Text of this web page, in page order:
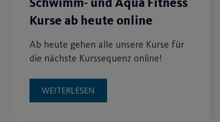
Kurse ab heute online
Ab heute gehen alle unsere Kurse für
die nächste Kurssequenz online!
WEITERLESEN